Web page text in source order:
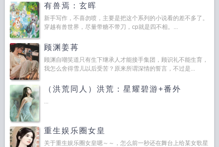
道：“我、我要和离……”*先婚后爱/1v1/双初恋/he/甜文
樵女乱世求生日常叶云遥
小樵女乱世求生免费乱世孤女求生日常小樵女乱世求
生日常免费阅读小樵女乱世求生笔趣阁无弹窗最新章小樵女乱世求生日常吾
彩小樵女乱世求生日常by吾彩完结
费阅读小樵女乱世求生日常TXT百度
乱世求生日常TXT免费小樵女乱世求生日常百度小樵女乱世孤女苟命日常
有兽焉：玄晖
新手写作，不喜勿喷，主要是把这个系列的小说看的差不多了。
穿越有兽世界，尽量带糖不带刀，cp就是四不相。...
顾渊姜苒
顾渊自嘲笑道只有生下继承人才能接手集团，顾识礼不能生育，
我怎么舍得雪儿以后受苦？原来所谓深情的誓言，不过是...
（洪荒同人）洪荒：星耀碧游+番外
...
重生娱乐圈女皇
关于重生娱乐圈女皇嗯～～，怎么前一秒还在舞台上给某女歌星